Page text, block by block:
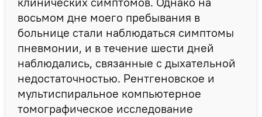
восьмом дне моего пребывания в
больнице стали наблюдаться симптомы
пневмонии, и в течение шести дней
наблюдались, связанные с дыхательной
недостаточностью. Рентгеновское и
мультиспиральное компьютерное
томографическое исследование